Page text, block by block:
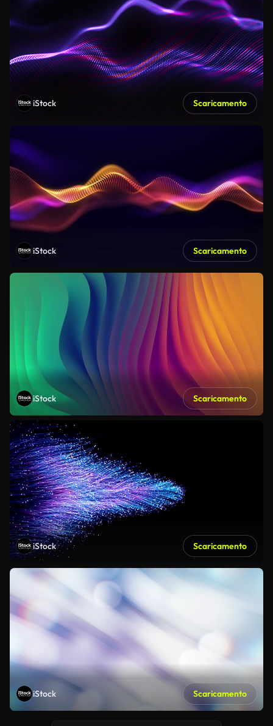
iStock Scaricamento
iStock Scaricamento
iStock Scaricamento
iStock Scaricamento
iStock Scaricamento